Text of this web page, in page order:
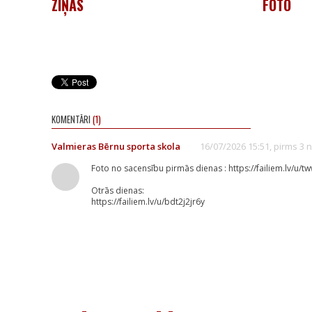
ZIŅAS FOTO
KOMENTĀRI (1)
Valmieras Bērnu sporta skola 16/07/2026 15:51, pirms 3
Foto no sacensību pirmās dienas : https://failiem.lv/u/
Otrās dienas:
https://failiem.lv/u/bdt2j2jr6y